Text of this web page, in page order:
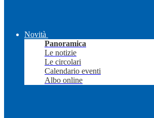
Novità
Panoramica
Le notizie
Le circolari
Calendario eventi
Albo online